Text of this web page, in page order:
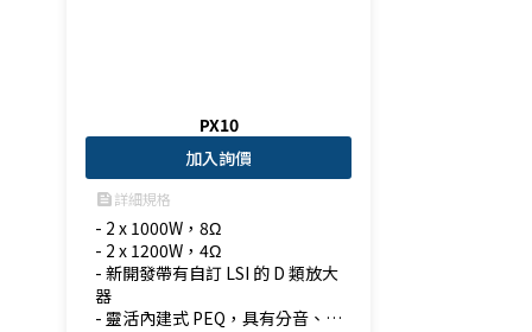
PX10
加入詢價
feed詳細規格
- 2 x 1000W，8Ω
- 2 x 1200W，4Ω
- 新開發帶有自訂 LSI 的 D 類放大
器
- 靈活內建式 PEQ，具有分音、濾